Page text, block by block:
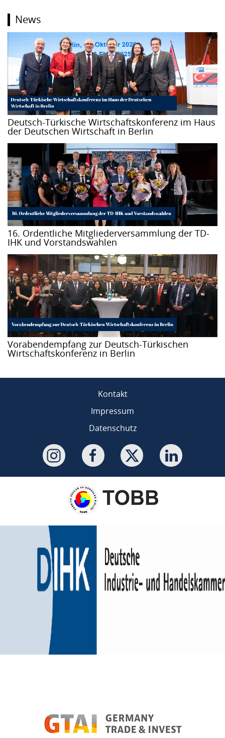
News
Deutsch-Türkische Wirtschaftskonferenz im Haus
der Deutschen Wirtschaft in Berlin
16. Ordentliche Mitgliederversammlung der TD-
IHK und Vorstandswahlen
Vorabendempfang zur Deutsch-Türkischen
Wirtschaftskonferenz in Berlin
Kontakt
Impressum
Datenschutz